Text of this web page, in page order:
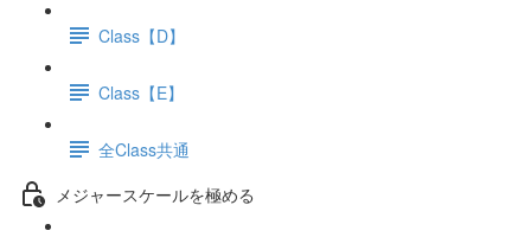
Class【D】
Class【E】
全Class共通
メジャースケールを極める